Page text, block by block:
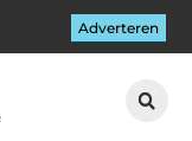
Adverteren